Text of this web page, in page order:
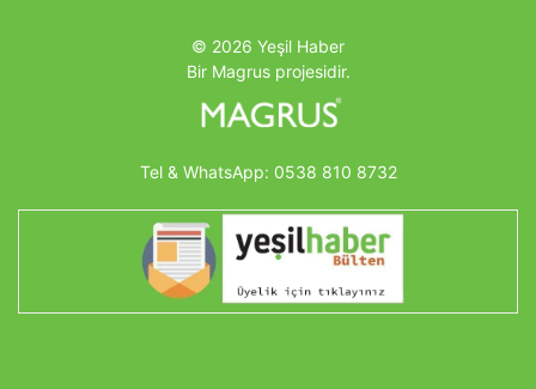
© 2026 Yeşil Haber
Bir Magrus projesidir.
Tel & WhatsApp: 0538 810 8732